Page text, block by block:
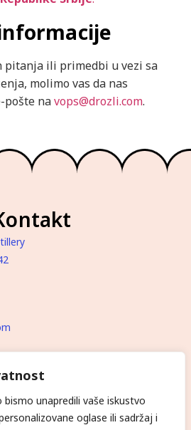
unapredili vaše iskustvo
oglase ili sadržaj i
pitanja ili primedbi u vezi sa
molimo vas da nas
pošte navops@drozli.com.
USLOVI KORIŠĆENJA